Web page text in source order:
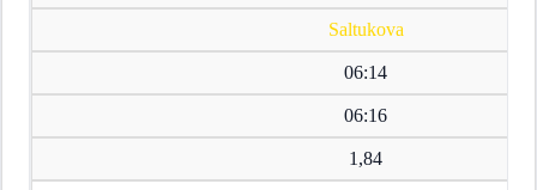
Saltukova
06:14
06:16
1,84